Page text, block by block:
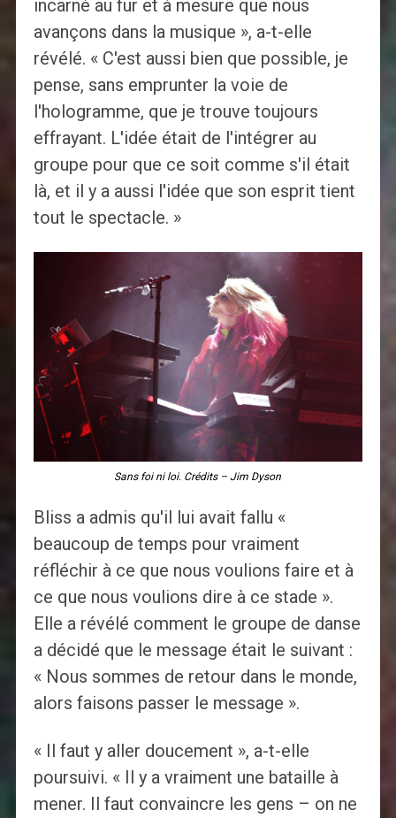
incarné au fur et à mesure que nous
avançons dans la musique », a-t-elle
révélé. « C'est aussi bien que possible, je
pense, sans emprunter la voie de
l'hologramme, que je trouve toujours
effrayant. L'idée était de l'intégrer au
groupe pour que ce soit comme s'il était
là, et il y a aussi l'idée que son esprit tient
tout le spectacle. »
Sans foi ni loi. Crédits – Jim Dyson
Bliss a admis qu'il lui avait fallu «
beaucoup de temps pour vraiment
réfléchir à ce que nous voulions faire et à
ce que nous voulions dire à ce stade ».
Elle a révélé comment le groupe de danse
a décidé que le message était le suivant :
« Nous sommes de retour dans le monde,
alors faisons passer le message ».
« Il faut y aller doucement », a-t-elle
poursuivi. « Il y a vraiment une bataille à
mener. Il faut convaincre les gens – on ne